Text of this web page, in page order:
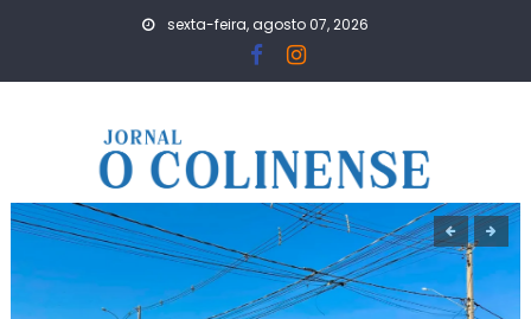
sexta-feira, agosto 07, 2026